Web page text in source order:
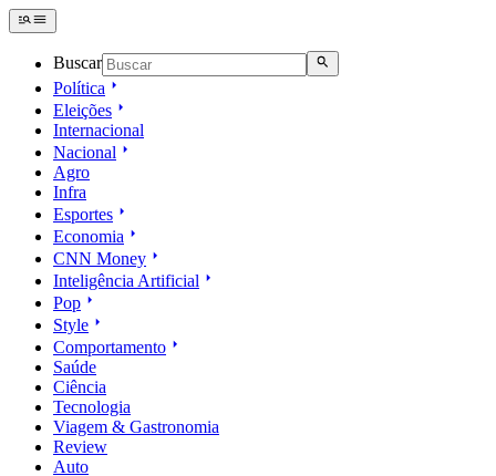
Buscar
Política
Eleições
Internacional
Nacional
Agro
Infra
Esportes
Economia
CNN Money
Inteligência Artificial
Pop
Style
Comportamento
Saúde
Ciência
Tecnologia
Viagem & Gastronomia
Review
Auto